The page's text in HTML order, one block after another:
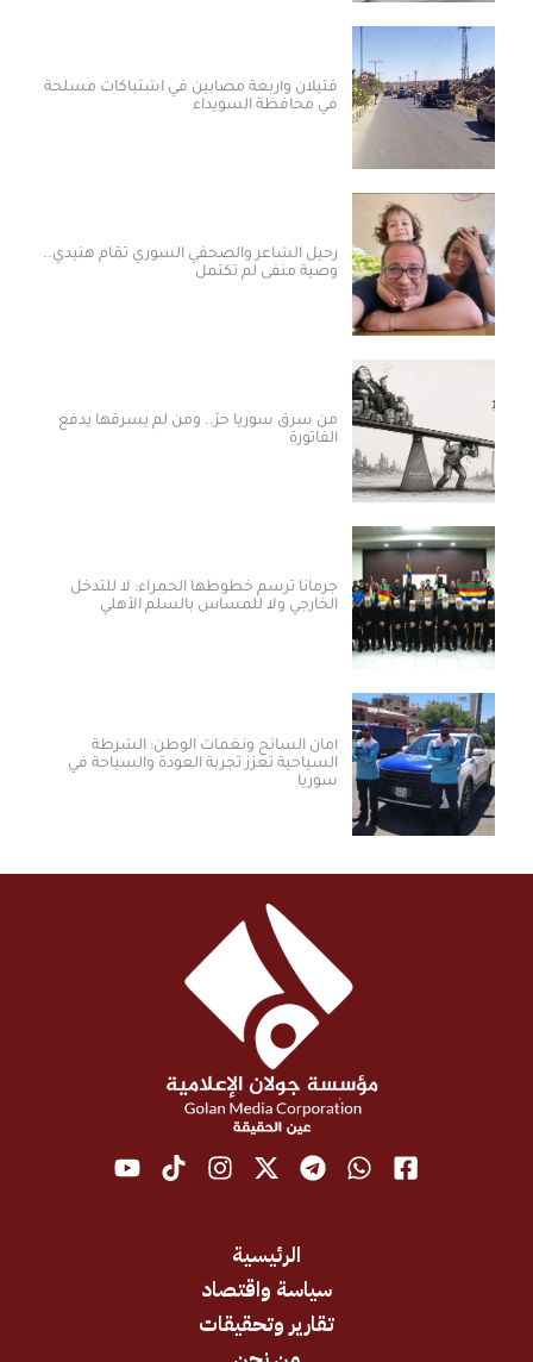
قتيلان وأربعة مصابين في اشتباكات مسلحة
في محافظة السويداء
رحيل الشاعر والصحفي السوري تمّام هنيدي..
وصية منفى لم تكتمل
من سرق سوريا حرّ.. ومن لم يسرقها يدفع
الفاتورة
جرمانا ترسم خطوطها الحمراء: لا للتدخل
الخارجي ولا للمساس بالسلم الأهلي
أمان السائح ونغمات الوطن: الشرطة
السياحية تعزز تجربة العودة والسياحة في
سوريا
سياسة واقتصاد
تقارير وتحقيقات